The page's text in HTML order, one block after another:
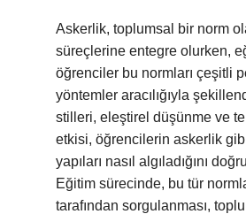
Askerlik, toplumsal bir norm
süreçlerine entegre olurken,
öğrenciler bu normları çeşitli
yöntemler aracılığıyla
stilleri, eleştirel düşünme ve
etkisi, öğrencilerin askerlik
yapıları nasıl algıladığını
Eğitim sürecinde, bu tür
tarafından sorgulanması,